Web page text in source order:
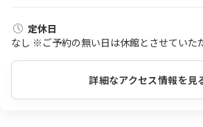
定休日
なし ※ご予約の無い日は休館とさせていた
詳細なアクセス情報を見